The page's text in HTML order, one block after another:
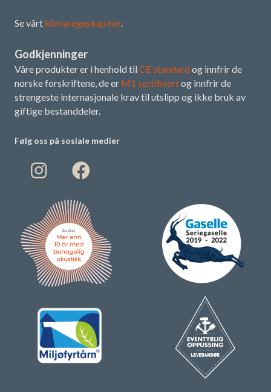
Se vårt klimaregnskap her.
Godkjenninger
Våre produkter er i henhold til CE standard og innfrir de
norske forskriftene, de er M1 sertifisertog innfrir de
strengeste internasjonale krav til utslipp og ikke bruk av
giftige bestanddeler.
Følg oss på sosiale medier